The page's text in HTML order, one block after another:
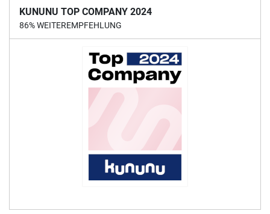
KUNUNU TOP COMPANY 2024
86% WEITEREMPFEHLUNG